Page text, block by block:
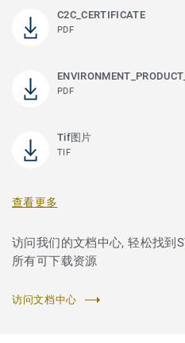
C2C_CERTIFICATE
PDF
PDF
Tif图片
TIF
查看更多
访问我们的文档中心, 轻松找到
所有可下载资源
访问文档中心